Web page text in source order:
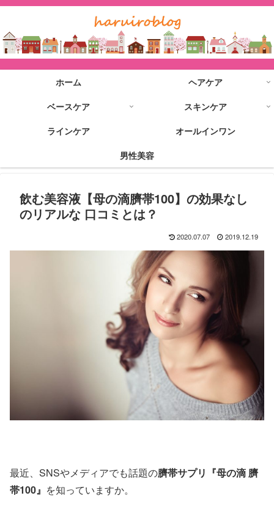
ホーム
ヘアケア
ベースケア
スキンケア
ラインケア
オールインワン
男性美容
飲む美容液【母の滴臍帯100】の効果なし
のリアルな 口コミとは？
2020.07.07 2019.12.19
最近、SNSやメディアでも話題の臍帯サプリ『母の滴 臍
帯100』 を知っていますか。